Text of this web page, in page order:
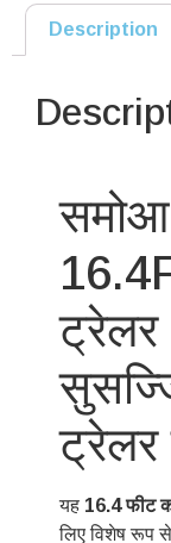
Description
ट्रेलर
ट्रेलर
यह 16.4 फीट
लिए विशेष रूप